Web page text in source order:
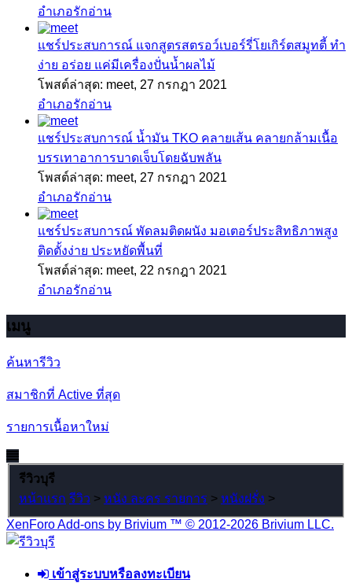
อำเภอรักอ่าน
แชร์ประสบการณ์ แจกสูตรสตรอว์เบอร์รี่โยเกิร์ตสมูทตี้ ทำ
ง่าย อร่อย แค่มีเครื่องปั่นน้ำผลไม้
โพสต์ล่าสุด: meet, 27 กรกฎา 2021
อำเภอรักอ่าน
แชร์ประสบการณ์ น้ำมัน TKO คลายเส้น คลายกล้ามเนื้อ
บรรเทาอาการบาดเจ็บโดยฉับพลัน
โพสต์ล่าสุด: meet, 27 กรกฎา 2021
อำเภอรักอ่าน
แชร์ประสบการณ์ พัดลมติดผนัง มอเตอร์ประสิทธิภาพสูง
ติดตั้งง่าย ประหยัดพื้นที่
โพสต์ล่าสุด: meet, 22 กรกฎา 2021
อำเภอรักอ่าน
เมนู
ค้นหารีวิว
สมาชิกที่ Active ที่สุด
รายการเนื้อหาใหม่
รีวิวบุรี
หน้าแรก รีวิว > หนัง ละคร รายการ > หนังฝรั่ง >
XenForo Add-ons by Brivium ™ © 2012-2026 Brivium LLC.
เข้าสู่ระบบหรือลงทะเบียน